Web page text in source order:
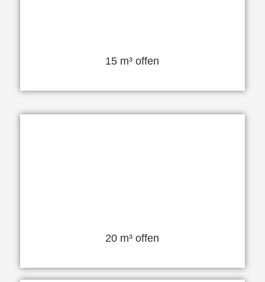
15 m³ offen
20 m³ offen